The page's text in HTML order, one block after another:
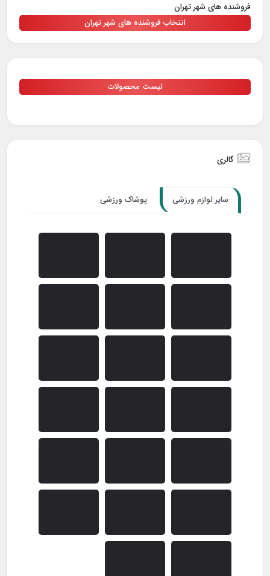
فروشنده های شهر تهران
انتخاب فروشنده های شهر تهران
لیست محصولات
گالری
سایر لوازم ورزشی پوشاک ورزشی